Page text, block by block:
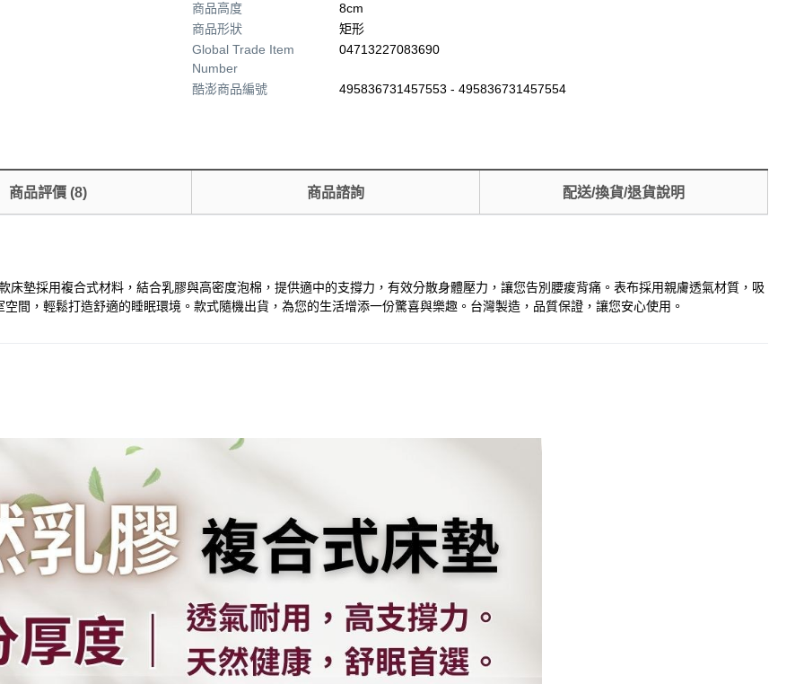
商品高度
8cm
商品形狀
矩形
Global Trade Item
Number
04713227083690
酷澎商品編號 495836731457553 - 495836731457554
商品評價(8) 商品諮詢 配送/換貨/退貨說明
墊採用複合式材料，結合乳膠與高密度泡棉，提供適中的支撐力，有效分散身體壓力，讓您告別腰痠背痛。表布採用親膚透氣材質，吸
間，輕鬆打造舒適的睡眠環境。款式隨機出貨，為您的生活增添一份驚喜與樂趣。台灣製造，品質保證，讓您安心使用。